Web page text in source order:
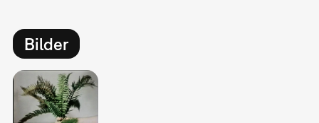
Bilder